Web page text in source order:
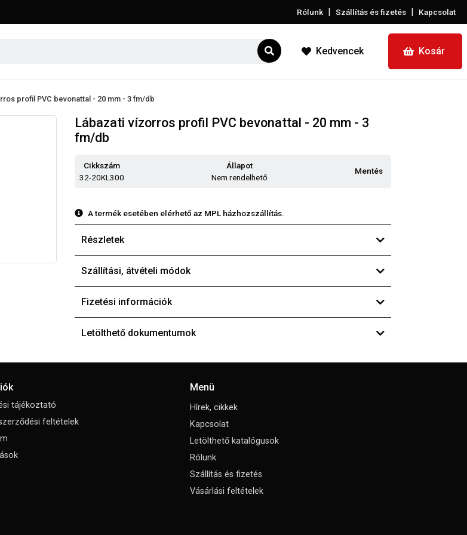
Rólunk | Szállítás és fizetés | Kapcsolat
Kedvencek Kosár
profil PVC bevonattal - 20 mm - 3 fm/db
Lábazati vízorros profil PVC bevonattal - 20 mm - 3
fm/db
Cikkszám
32-20KL300
Állapot
Nem rendelhető
Mentés
A termék esetében elérhető az MPL házhozszállítás.
Részletek
Szállítási, átvételi módok
Fizetési információk
Letölthető dokumentumok
tájékoztató
feltételek
Menü
Hírek, cikkek
Kapcsolat
Letölthető katalógusok
Rólunk
Szállítás és fizetés
Vásárlási feltételek